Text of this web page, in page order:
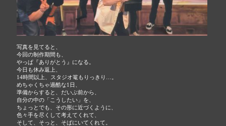
写真を見てると、
今回の制作期間も、
やっぱ『ありがとう』になる。
今日も休み返上、
14時間以上、スタジオ篭もりっきり…。
めちゃくちゃ過酷な1日、
準備からすると、だいぶ前から、
自分の中の「こうしたい」を、
ちょっとでも、その形に近づくように、
色々手を尽くして考えてくれて、
そして、そっと、そばにいてくれて。